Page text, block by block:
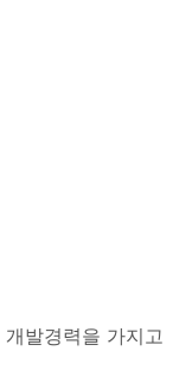
발경력을 가지고